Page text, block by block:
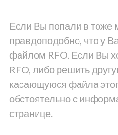
Если Вы попали в тоже
правдоподобно, что у
файлом RFO. Если Вы
RFO, либо решить
касающуюся файла
обстоятельно с
странице.